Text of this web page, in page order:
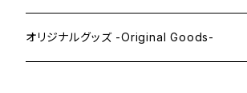
ペーパーマスク -Paper Masks-
オリジナルグッズ -Original Goods-